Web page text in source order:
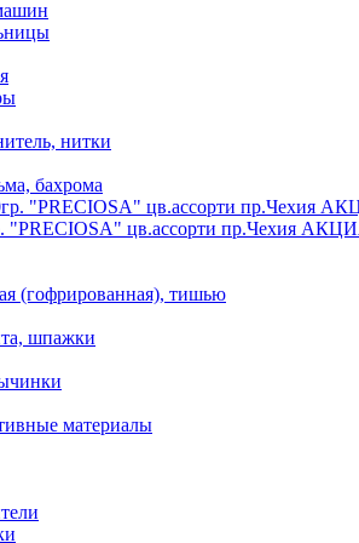
нитки
бахрома
"PRECIOSA" цв.ассорти пр.Чехия
(гофрированная), тишью
шпажки
материалы